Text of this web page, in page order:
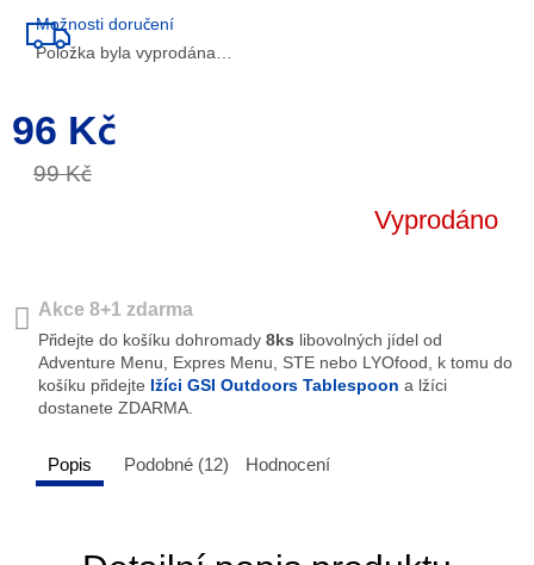
99 Kč
96 Kč
Měrná
cena:
Vyprodáno
Možnosti doručení
Položka byla vyprodána…
Akce 8+1 zdarma
Přidejte do košíku dohromady 8ks libovolných jídel od
Adventure Menu, Expres Menu, STE nebo LYOfood, k tomu do
košíku přidejte lžíci GSI Outdoors Tablespoon a lžíci
dostanete ZDARMA.
Popis Podobné (12) Hodnocení